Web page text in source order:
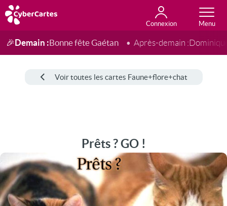
Connexion
Anniversaire
Fête du jour
Amour
Amitié
Merci
Toutes les cartes
🎉Demain :Bonne fête Gaétan Après-demain :
Voir toutes les cartes Faune+flore+chat
Prêts ? GO !